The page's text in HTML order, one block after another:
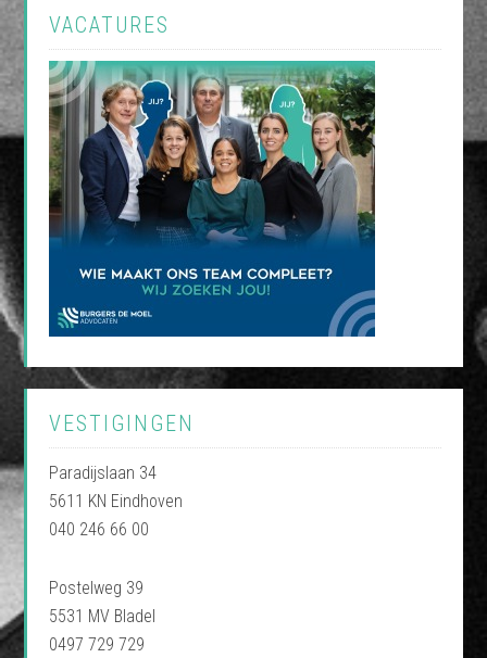
VACATURES
VESTIGINGEN
Paradijslaan 34
5611 KN Eindhoven
040 246 66 00
Postelweg 39
5531 MV Bladel
0497 729 729